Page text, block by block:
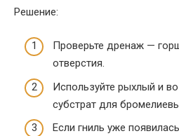
Решение:
Проверьте дренаж —
отверстия.
Используйте рыхлый и
субстрат для
Если гниль уже